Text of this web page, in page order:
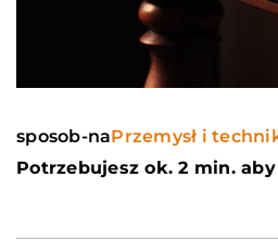
sposob-naPrzemysł i
Potrzebujesz ok. 2 min.